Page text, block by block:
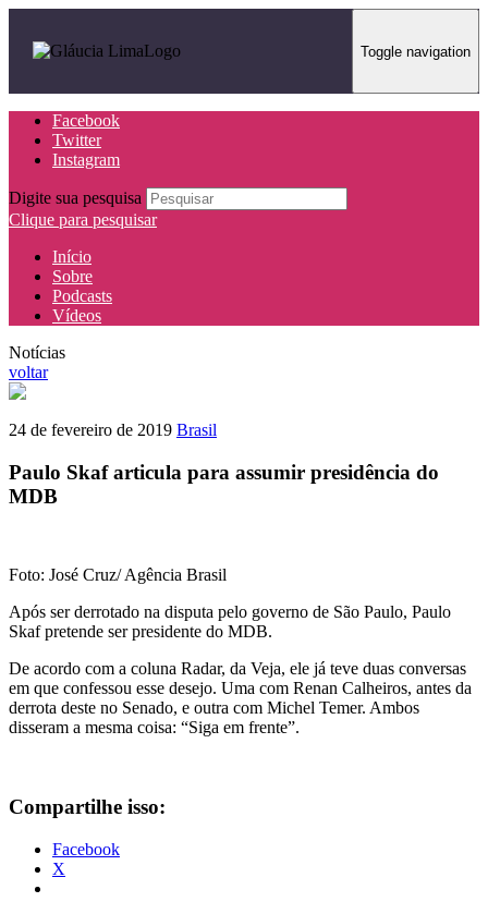
Toggle navigation
Facebook
Twitter
Instagram
Digite sua pesquisa
Clique para pesquisar
Início
Sobre
Podcasts
Vídeos
Notícias
voltar
24 de fevereiro de 2019 Brasil
Paulo Skaf articula para assumir presidência do
MDB
Foto: José Cruz/ Agência Brasil
Após ser derrotado na disputa pelo governo de São Paulo, Paulo
Skaf pretende ser presidente do MDB.
De acordo com a coluna Radar, da Veja, ele já teve duas conversas
em que confessou esse desejo. Uma com Renan Calheiros, antes da
derrota deste no Senado, e outra com Michel Temer. Ambos
disseram a mesma coisa: “Siga em frente”.
Compartilhe isso:
Facebook
X